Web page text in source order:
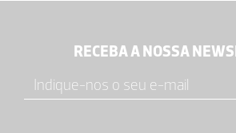
RECEBA A NOSSA